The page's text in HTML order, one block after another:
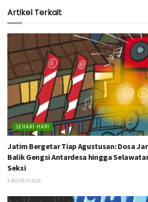
Artikel Terkait
SEHARI-HARI
Jatim Bergetar Tiap Agustusan: Dosa
Balik Gengsi Antardesa hingga
Seksi
3 AGUSTUS 2026